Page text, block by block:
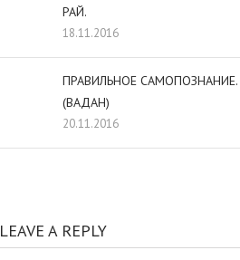
РАЙ.
18.11.2016
ПРАВИЛЬНОЕ САМОПОЗНАНИЕ.
(ВАДАН)
20.11.2016
LEAVE A REPLY